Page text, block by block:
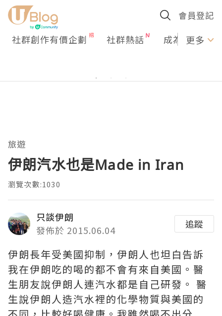
會員登記
社群創作有價企劃 社群熱話 成為U更多
旅遊
伊朗汽水也是Made in Iran
瀏覽次數:1030
只談伊朗
發佈於 2015.06.04
追蹤
伊朗長年受美國抑制，伊朗人也坦白告訴
我在伊朗吃的喝的都不會有來自美國。醫
生朋友說伊朗人連汽水都是自己研發。 醫
生說伊朗人造汽水裡的化學物質與美國的